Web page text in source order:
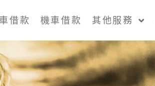
借款 機車借款 其他服務